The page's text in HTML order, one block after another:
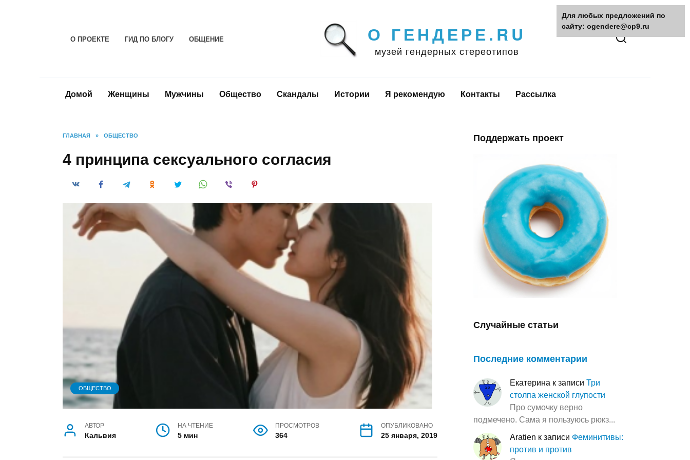
О ПРОЕКТЕ ГИД ПО БЛОГУ ОБЩЕНИЕ О ГЕНДЕРЕ.RU
музей гендерных стереотипов
Домой Женщины Мужчины Общество Скандалы Истории Я рекомендую Контакты Рассылка
ГЛАВНАЯ » ОБЩЕСТВО
4 принципа сексуального согласия
ОБЩЕСТВО
АВТОР
Кальвия
НА ЧТЕНИЕ
5 мин
ПРОСМОТРОВ
364
ОПУБЛИКОВАНО
25 января, 2019
Поддержать проект
Случайные статьи
Последние комментарии
Екатерина к записи Три
столпа женской глупости
Про сумочку верно
подмечено. Сама я пользуюсь рюкз...
Aratien к записи Феминитивы:
против и против
Для любых предложений по
сайту: ogendere@cp9.ru